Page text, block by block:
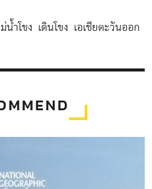
น้ำโขง เดินโขง
เอเชียตะวันออก